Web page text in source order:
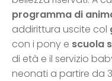
programma di
addirittura uscite col
con i pony e scuola
di età e il servizio
neonati a partire da